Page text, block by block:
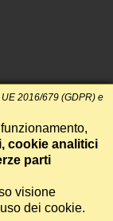
2016/679 (GDPR) e
cookie analitici
parti
visione
dei cookie.